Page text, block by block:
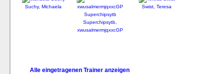
Suchy, Michaela
Superchipsytb,
xwusalmermjqxxcGP
Swist, Teresa
Alle eingetragenen Trainer anzeigen